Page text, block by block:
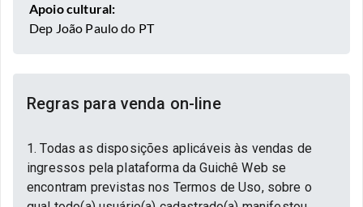
Apoio cultural:
Dep João Paulo do PT
Regras para venda on-line
1. Todas as disposições aplicáveis às vendas de
ingressos pela plataforma da Guichê Web se
encontram previstas nos Termos de Uso, sobre o